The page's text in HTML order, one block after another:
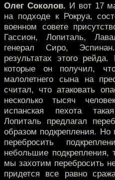
Олег Соколов. И вот 17
на подходе к Рокруа,
военном совете
Гассион, Лопиталь,
генерал Сиро,
результатах этого
которые он получил,
малолетнего сына на
считал, что атаковать
несколько тысяч
испанская пехота
Лопиталь предлагал
образом подкрепления. Но
перебросить
небольшие подкрепления,
мы захотим перебросить
придется все равно